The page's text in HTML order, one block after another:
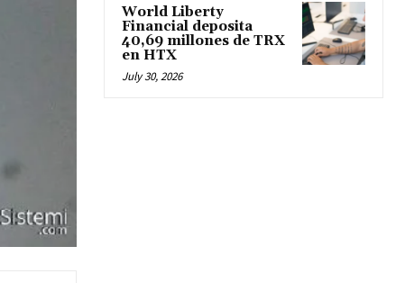
World Liberty
Financial deposita
40,69 millones de TRX
en HTX
July 30, 2026